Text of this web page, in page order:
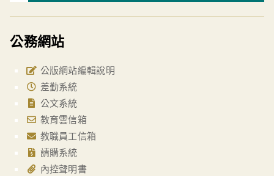
公務網站
公版網站編輯說明
差勤系統
公文系統
教育雲信箱
教職員工信箱
請購系統
內控聲明書